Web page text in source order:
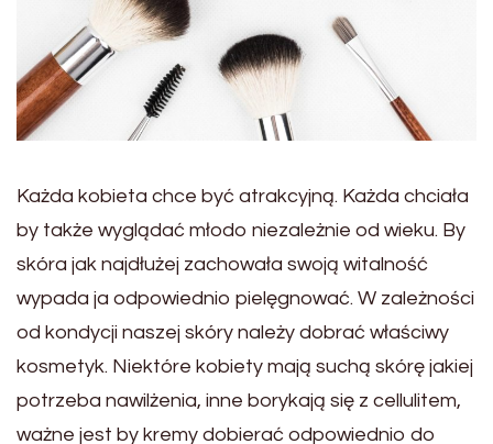
Każda kobieta chce być atrakcyjną. Każda chciała
by także wyglądać młodo niezależnie od wieku. By
skóra jak najdłużej zachowała swoją witalność
wypada ja odpowiednio pielęgnować. W zależności
od kondycji naszej skóry należy dobrać właściwy
kosmetyk. Niektóre kobiety mają suchą skórę jakiej
potrzeba nawilżenia, inne borykają się z cellulitem,
ważne jest by kremy dobierać odpowiednio do